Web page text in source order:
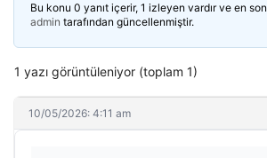
Bu konu 0 yanıt içerir, 1 izleyen vardır ve en son
admin tarafından güncellenmiştir.
1 yazı görüntüleniyor (toplam 1)
10/05/2026: 4:11 am